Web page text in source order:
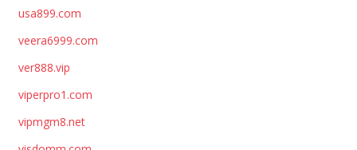
usa899.com
veera6999.com
ver888.vip
viperpro1.com
vipmgm8.net